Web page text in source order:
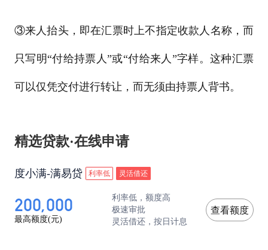
③来人抬头，即在汇票时上不指定收款人名称，而
只写明“付给持票人”或“付给来人”字样。这种汇票
可以仅凭交付进行转让，而无须由持票人背书。
精选贷款·在线申请
度小满-满易贷 利率低 灵活借还
200,000
最高额度(元)
利率低，额度高
极速审批
灵活借还，按日计息
查看额度